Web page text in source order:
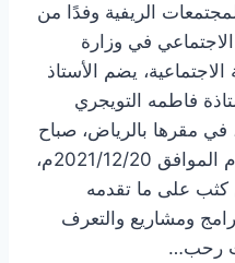
الريفية وفدًا من
في وزارة
الاجتماعية، يضم الأستاذ
فاطمه التويجري
في مقرها بالرياض، صباح
يوم الاثنين 1443/5/16م الموافق 2021/12/20م،
كثب على ما تقدمه
ومشاريع والتعرف
رحب…